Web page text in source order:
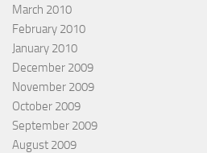
March 2010
February 2010
January 2010
December 2009
November 2009
October 2009
September 2009
August 2009